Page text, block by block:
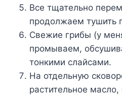
Все тщательно
продолжаем тушить
Свежие грибы (у
промываем,
тонкими слайсами.
На отдельную
растительное